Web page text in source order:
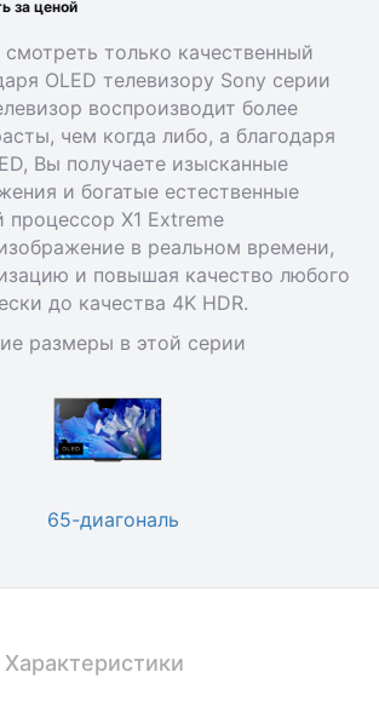
за ценой
смотреть только качественный
OLED телевизору Sony серии
воспроизводит более
чем когда либо, а благодаря
Вы получаете изысканные
и богатые естественные
X1 Extreme
в реальном времени,
и повышая качество любого
до качества 4K HDR.
размеры в этой серии
65-диагональ
Характеристики